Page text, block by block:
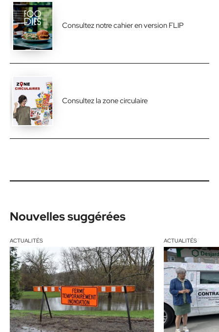
Consultez notre cahier en version FLIP
Consultez la zone circulaire
Nouvelles suggérées
ACTUALITÉS ACTUALITÉS